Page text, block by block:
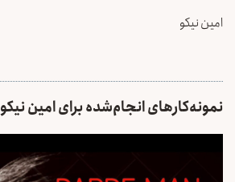
امین نیکو
نمونه‌کارهای انجام‌شده برای امین نیکو